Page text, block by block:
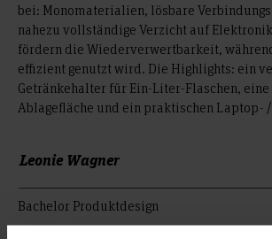
bei: Monomaterialien, lösbare
nahezu vollständige Verzicht auf
fördern die Wiederverwertbarkeit,
effizient genutzt wird. Die Highlights: ein
Getränkehalter für Ein-Liter-Flaschen,
Ablagefläche und ein praktischen Laptop-
Leonie Wagner
Bachelor Produktdesign